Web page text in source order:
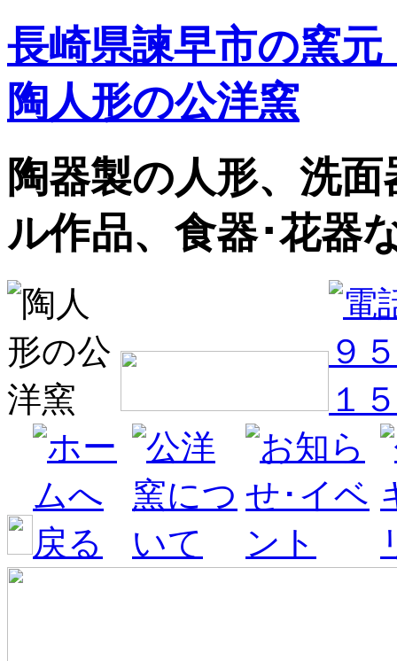
長崎県諫早市の窯
陶人形の公洋窯
陶器製の人形、洗
ル作品、食器･花器